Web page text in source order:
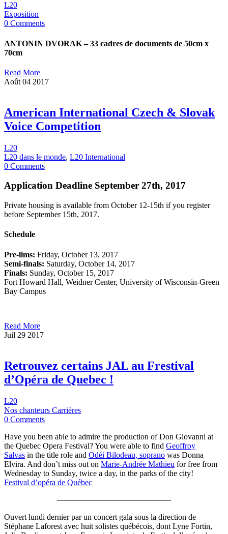
L20
Exposition
0 Comments
ANTONIN DVORAK – 33 cadres de documents de 50cm x
70cm
Read More
Août 04 2017
American International Czech & Slovak
Voice Competition
L20
L20 dans le monde, L20 International
0 Comments
Application Deadline September 27th, 2017
Private housing is available from October 12-15th if you register
before September 15th, 2017.
Schedule
Pre-lims: Friday, October 13, 2017
Semi-finals: Saturday, October 14, 2017
Finals: Sunday, October 15, 2017
Fort Howard Hall, Weidner Center, University of Wisconsin-Green
Bay Campus
Read More
Juil 29 2017
Retrouvez certains JAL au Frestival
d’Opéra de Quebec !
L20
Nos chanteurs Carrières
0 Comments
Have you been able to admire the production of Don Giovanni at
the Quebec Opera Festival? You were able to find Geoffroy
Salvas in the title role and Odéi Bilodeau, soprano was Donna
Elvira. And don’t miss out on Marie-Andrée Mathieu for free from
Wednesday to Sunday, twice a day, in the parks of the city!
Festival d’opéra de Québec
——————————————
Ouvert lundi dernier par un concert gala sous la direction de
Stéphane Laforest avec huit solistes québécois, dont Lyne Fortin,